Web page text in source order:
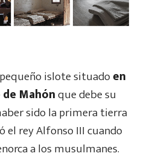
islote situadoen
Mahónque debe su
sido la primera tierra
el rey Alfonso III cuando
a los musulmanes.